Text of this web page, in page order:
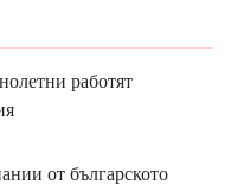
работят
от българското